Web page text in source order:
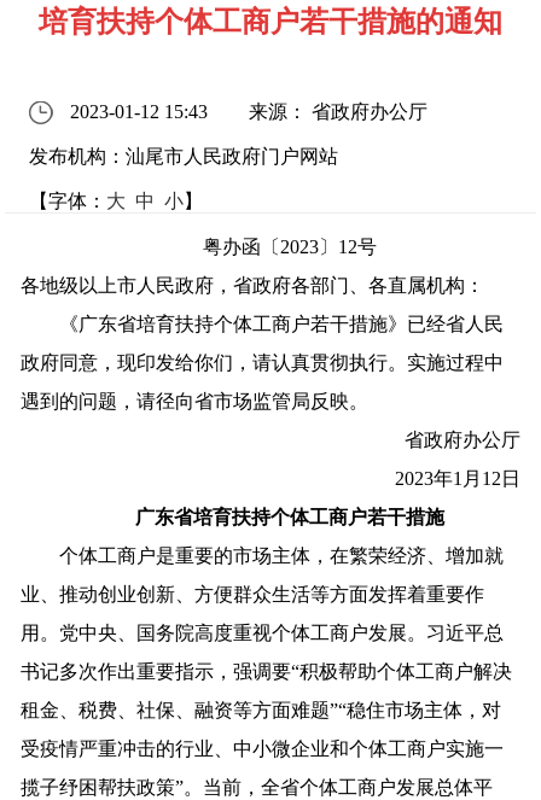
培育扶持个体工商户若干措施的通知
2023-01-12 15:43 来源： 省政府办公厅
发布机构：汕尾市人民政府门户网站
【字体： 大 中 小】
粤办函〔2023〕12号
各地级以上市人民政府，省政府各部门、各直属机构：
《广东省培育扶持个体工商户若干措施》已经省人民
政府同意，现印发给你们，请认真贯彻执行。实施过程中
遇到的问题，请径向省市场监管局反映。
省政府办公厅
2023年1月12日
广东省培育扶持个体工商户若干措施
个体工商户是重要的市场主体，在繁荣经济、增加就
业、推动创业创新、方便群众生活等方面发挥着重要作
用。党中央、国务院高度重视个体工商户发展。习近平总
书记多次作出重要指示，强调要“积极帮助个体工商户解决
租金、税费、社保、融资等方面难题”“稳住市场主体，对
受疫情严重冲击的行业、中小微企业和个体工商户实施一
揽子纾困帮扶政策”。当前，全省个体工商户发展总体平